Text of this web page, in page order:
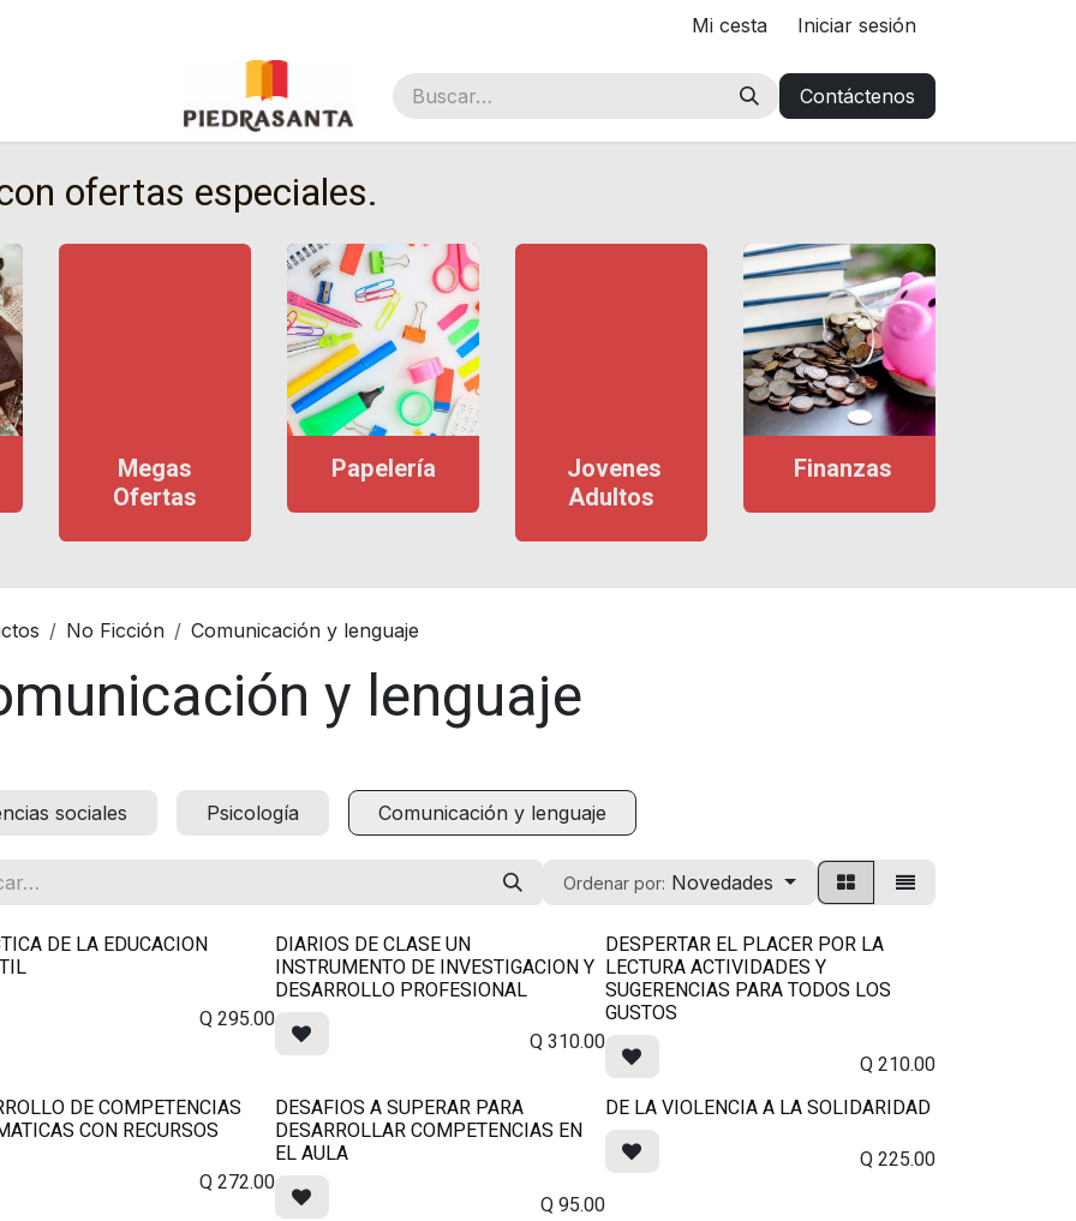
Mi cesta Iniciar sesión
Contáctenos
ofertas especiales.
Megas
Ofertas
Papelería
Jovenes
Adultos
Finanzas
No Ficción Comunicación y lenguaje
y lenguaje
sociales Psicología Comunicación y lenguaje
Ordenar por: Novedades
DE LA EDUCACION
Q295.00
DIARIOS DE CLASE UN
INSTRUMENTO DE INVESTIGACION Y
DESARROLLO PROFESIONAL
Q310.00
DESPERTAR EL PLACER POR LA
LECTURA ACTIVIDADES Y
SUGERENCIAS PARA TODOS LOS
GUSTOS
Q210.00
DE COMPETENCIAS
CON RECURSOS
Q272.00
DESAFIOS A SUPERAR PARA
DESARROLLAR COMPETENCIAS EN
EL AULA
Q95.00
DE LA VIOLENCIA A LA SOLIDARIDAD
Q225.00